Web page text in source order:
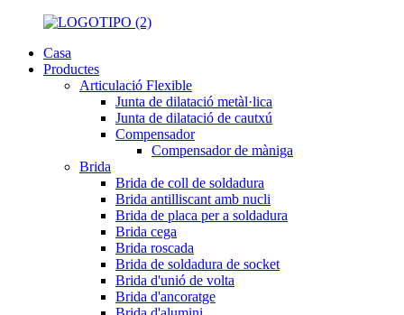
Casa
Productes
Articulació Flexible
Junta de dilatació metàl·lica
Junta de dilatació de cautxú
Compensador
Compensador de màniga
Brida
Brida de coll de soldadura
Brida antilliscant amb nucli
Brida de placa per a soldadura
Brida cega
Brida roscada
Brida de soldadura de socket
Brida d'unió de volta
Brida d'ancoratge